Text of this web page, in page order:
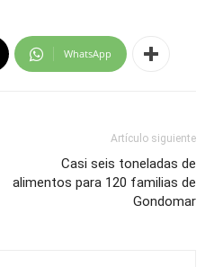
WhatsApp
Artículo siguiente
Casi seis toneladas de
alimentos para 120 familias de
Gondomar